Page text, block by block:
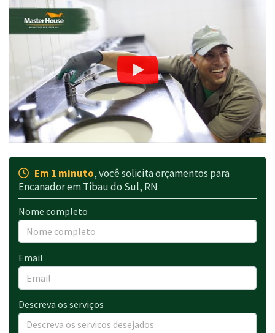
Em 1 minuto, você solicita orçamentos para
Encanador em Tibau do Sul, RN
Nome completo
Email
Descreva os serviços